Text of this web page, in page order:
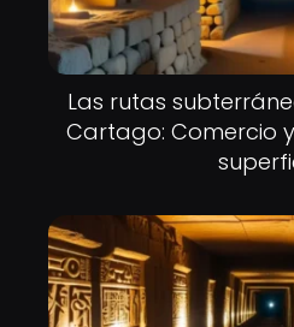
Las rutas
Cartago: Comercio